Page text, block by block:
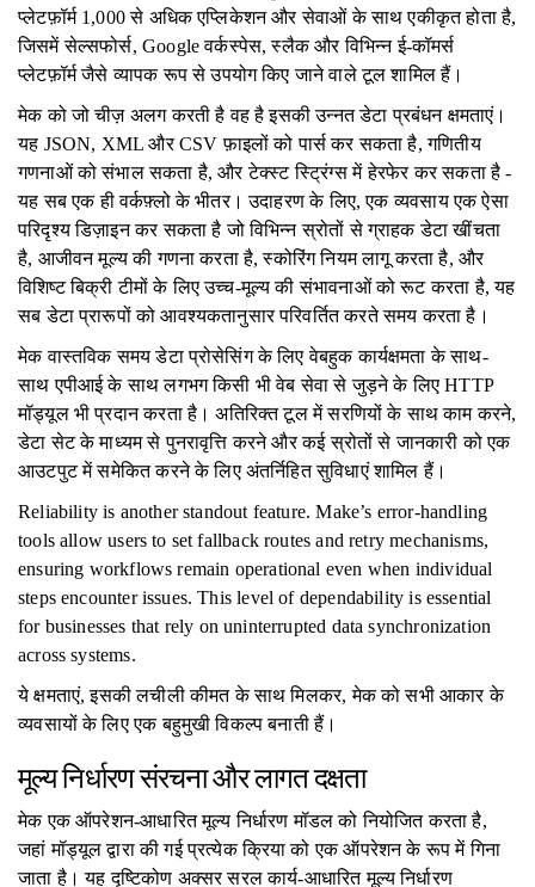
प्लेटफ़ॉर्म 1,000 से अधिक एप्लिकेशन और सेवाओं के साथ एकीकृत होता है,
जिसमें सेल्सफोर्स, Google वर्कस्पेस, स्लैक और विभिन्न ई-कॉमर्स
प्लेटफ़ॉर्म जैसे व्यापक रूप से उपयोग किए जाने वाले टूल शामिल हैं।
मेक को जो चीज़ अलग करती है वह है इसकी उन्नत डेटा प्रबंधन क्षमताएं।
यह JSON, XML और CSV फ़ाइलों को पार्स कर सकता है, गणितीय
गणनाओं को संभाल सकता है, और टेक्स्ट स्ट्रिंग्स में हेरफेर कर सकता है -
यह सब एक ही वर्कफ़्लो के भीतर। उदाहरण के लिए, एक व्यवसाय एक ऐसा
परिदृश्य डिज़ाइन कर सकता है जो विभिन्न स्रोतों से ग्राहक डेटा खींचता
है, आजीवन मूल्य की गणना करता है, स्कोरिंग नियम लागू करता है, और
विशिष्ट बिक्री टीमों के लिए उच्च-मूल्य की संभावनाओं को रूट करता है, यह
सब डेटा प्रारूपों को आवश्यकतानुसार परिवर्तित करते समय करता है।
मेक वास्तविक समय डेटा प्रोसेसिंग के लिए वेबहुक कार्यक्षमता के साथ-
साथ एपीआई के साथ लगभग किसी भी वेब सेवा से जुड़ने के लिए HTTP
मॉड्यूल भी प्रदान करता है। अतिरिक्त टूल में सरणियों के साथ काम करने,
डेटा सेट के माध्यम से पुनरावृत्ति करने और कई स्रोतों से जानकारी को एक
आउटपुट में समेकित करने के लिए अंतर्निहित सुविधाएं शामिल हैं।
Reliability is another standout feature. Make’s error-handling
tools allow users to set fallback routes and retry mechanisms,
ensuring workflows remain operational even when individual
steps encounter issues. This level of dependability is essential
for businesses that rely on uninterrupted data synchronization
across systems.
ये क्षमताएं, इसकी लचीली कीमत के साथ मिलकर, मेक को सभी आकार के
व्यवसायों के लिए एक बहुमुखी विकल्प बनाती हैं।
मूल्य निर्धारण संरचना और लागत दक्षता
मेक एक ऑपरेशन-आधारित मूल्य निर्धारण मॉडल को नियोजित करता है,
जहां मॉड्यूल द्वारा की गई प्रत्येक क्रिया को एक ऑपरेशन के रूप में गिना
जाता है। यह दृष्टिकोण अक्सर सरल कार्य-आधारित मूल्य निर्धारण